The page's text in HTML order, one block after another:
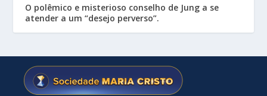
O polêmico e misterioso conselho de Jung a se
atender a um “desejo perverso”.